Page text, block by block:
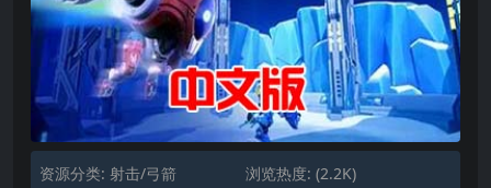
资源分类: 射击/弓箭
浏览热度: (2.2K)